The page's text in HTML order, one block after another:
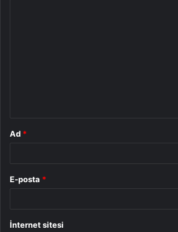
Ad *
E-posta *
İnternet sitesi